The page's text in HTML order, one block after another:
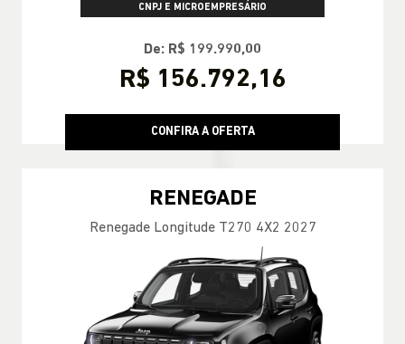
CNPJ E MICROEMPRESÁRIO
De: R$ 199.990,00
R$ 156.792,16
CONFIRA A OFERTA
RENEGADE
Renegade Longitude T270 4X2 2027